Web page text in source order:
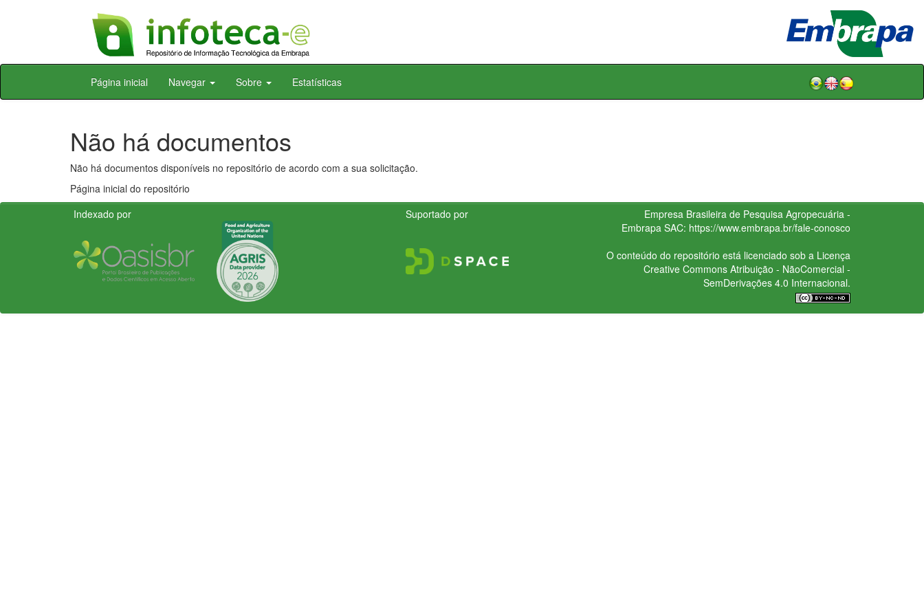
Skip
Página inicial Navegar Sobre Estatísticas
Não há documentos
Não há documentos disponíveis no repositório de acordo com a sua solicitação.
Página inicial do repositório
Indexado por
Suportado por
Empresa Brasileira de Pesquisa Agropecuária -
Embrapa SAC: https://www.embrapa.br/fale-conosco
O conteúdo do repositório está licenciado sob a Licença
Creative CommonsAtribuição - NãoComercial -
SemDerivações 4.0 Internacional.